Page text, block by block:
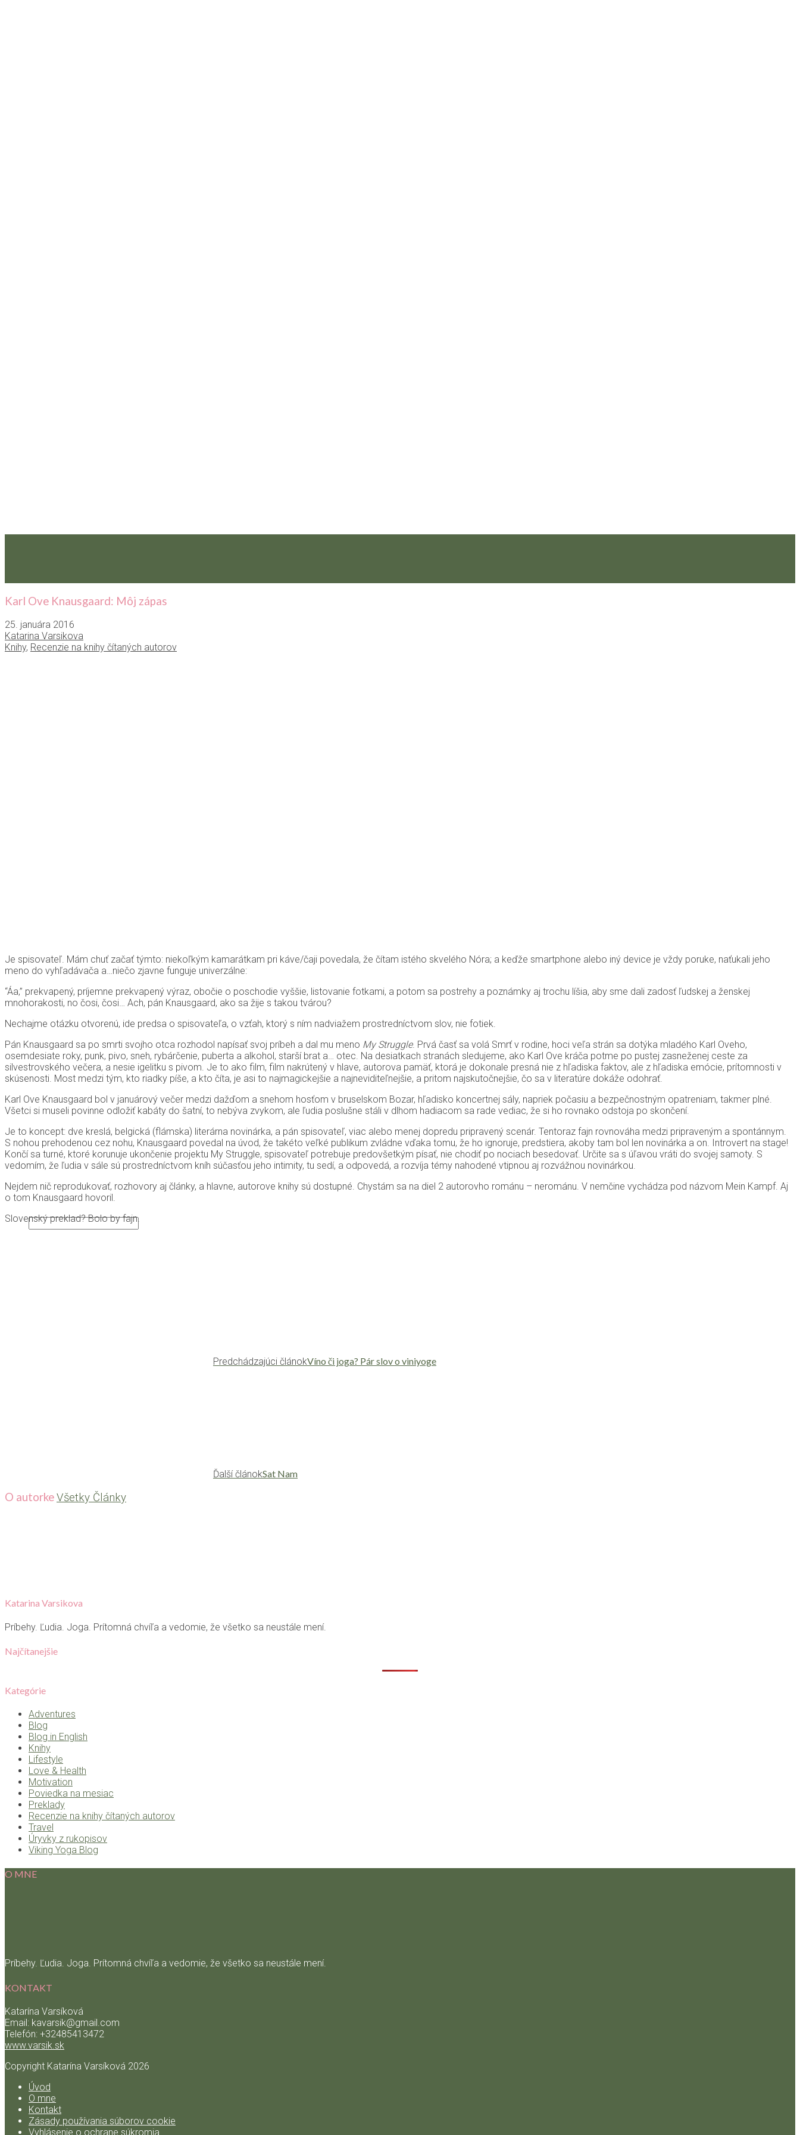
ÚVOD
KNIHY
POVIEDKA NA MESIAC
RECENZIE NA KNIHY ČÍTANÝCH AUTOROV
ÚRYVKY Z RUKOPISOV
PREKLADY
BLOG
HODINY JOGY
KONTAKT
Karl Ove Knausgaard: Môj zápas
25. januára 2016
Katarina Varsikova
Knihy, Recenzie na knihy čítaných autorov
Je spisovateľ. Mám chuť začať týmto: niekoľkým kamarátkam pri káve/čaji povedala, že čítam istého skvelého Nóra; a keďže smartphone alebo iný device je vždy poruke, naťukali jeho
meno do vyhľadávača a…niečo zjavne funguje univerzálne:
“Áa,” prekvapený, príjemne prekvapený výraz, obočie o poschodie vyššie, listovanie fotkami, a potom sa postrehy a poznámky aj trochu líšia, aby sme dali zadosť ľudskej a ženskej
mnohorakosti, no čosi, čosi… Ach, pán Knausgaard, ako sa žije s takou tvárou?
Nechajme otázku otvorenú, ide predsa o spisovateľa, o vzťah, ktorý s ním nadviažem prostredníctvom slov, nie fotiek.
Pán Knausgaard sa po smrti svojho otca rozhodol napísať svoj príbeh a dal mu meno My Struggle. Prvá časť sa volá Smrť v rodine, hoci veľa strán sa dotýka mladého Karl Oveho,
osemdesiate roky, punk, pivo, sneh, rybárčenie, puberta a alkohol, starší brat a… otec. Na desiatkach stranách sledujeme, ako Karl Ove kráča potme po pustej zasneženej ceste za
silvestrovského večera, a nesie igelitku s pivom. Je to ako film, film nakrútený v hlave, autorova pamäť, ktorá je dokonale presná nie z hľadiska faktov, ale z hľadiska emócie, prítomnosti v
skúsenosti. Most medzi tým, kto riadky píše, a kto číta, je asi to najmagickejšie a najneviditeľnejšie, a pritom najskutočnejšie, čo sa v literatúre dokáže odohrať.
Karl Ove Knausgaard bol v januárový večer medzi dažďom a snehom hosťom v bruselskom Bozar, hľadisko koncertnej sály, napriek počasiu a bezpečnostným opatreniam, takmer plné.
Všetci si museli povinne odložiť kabáty do šatní, to nebýva zvykom, ale ľudia poslušne stáli v dlhom hadiacom sa rade vediac, že si ho rovnako odstoja po skončení.
Je to koncept: dve kreslá, belgická (flámska) literárna novinárka, a pán spisovateľ, viac alebo menej dopredu pripravený scenár. Tentoraz fajn rovnováha medzi pripraveným a spontánnym.
S nohou prehodenou cez nohu, Knausgaard povedal na úvod, že takéto veľké publikum zvládne vďaka tomu, že ho ignoruje, predstiera, akoby tam bol len novinárka a on. Introvert na stage!
Končí sa turné, ktoré korunuje ukončenie projektu My Struggle, spisovateľ potrebuje predovšetkým písať, nie chodiť po nociach besedovať. Určite sa s úľavou vráti do svojej samoty. S
vedomím, že ľudia v sále sú prostredníctvom kníh súčasťou jeho intimity, tu sedí, a odpovedá, a rozvíja témy nahodené vtipnou aj rozvážnou novinárkou.
Nejdem nič reprodukovať, rozhovory aj články, a hlavne, autorove knihy sú dostupné. Chystám sa na diel 2 autorovho románu – nerománu. V nemčine vychádza pod názvom Mein Kampf. Aj
o tom Knausgaard hovoril.
Slovenský preklad? Bolo by fajn.
Predchádzajúci článokVíno či joga? Pár slov o viniyoge
Ďalší článokSat Nam
O autorkeVšetky Články
Katarina Varsikova
Príbehy. Ľudia. Joga. Prítomná chvíľa a vedomie, že všetko sa neustále mení.
Najčítanejšie
Kategórie
Adventures
Blog
Blog in English
Knihy
Lifestyle
Love & Health
Motivation
Poviedka na mesiac
Preklady
Recenzie na knihy čítaných autorov
Travel
Úryvky z rukopisov
Viking Yoga Blog
O MNE
Príbehy. Ľudia. Joga. Prítomná chvíľa a vedomie, že všetko sa neustále mení.
KONTAKT
Katarína Varsíková
Email: kavarsik@gmail.com
Telefón: +32485413472
www.varsik.sk
Copyright Katarína Varsíková 2026
Úvod
O mne
Kontakt
Zásady používania súborov cookie
Vyhlásenie o ochrane súkromia